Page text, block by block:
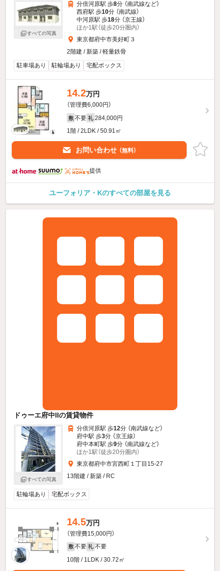
すべての写真
分倍河原駅 歩8分 （南武線など）
西府駅 歩10分 （南武線）
中河原駅 歩18分 （京王線）
ほか1駅（徒歩20分圏内）
東京都府中市美好町３
2階建 / 新築 / 軽量鉄骨
駐車場あり
駐輪場あり 宅配ボックス
14.2万円
（管理費6,000円）
敷 不要 礼 284,000円
1階 / 2LDK / 50.91㎡
お問い合わせ （無料）
提供
ユーフォリア・Kのすべての部屋を見る
ドゥーエ府中IIの賃貸物件
すべての写真
分倍河原駅 歩12分 （南武線など）
府中駅 歩3分 （京王線）
府中本町駅 歩9分 （南武線など）
ほか1駅（徒歩20分圏内）
東京都府中市宮西町１丁目15-27
13階建 / 新築 / RC
駐輪場あり 宅配ボックス
14.5万円
（管理費15,000円）
敷 不要 礼 不要
10階 / 1LDK / 30.72㎡